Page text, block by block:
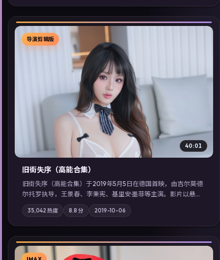
看」延展检索同类型高分佳作，畅享高清在线追剧体验。
▶
导演剪辑版
40:01
旧街失序（高能合集）
旧街失序（高能合集）于2019年5月5日在德国首映，由吉尔莫·德
尔·托罗执导，王景春、李秉宪、基里安·墨菲等主演。影片以悬疑
为叙事主轴，一次普通通勤演变成全城关注的生死营救；摄影与
配乐强化地域气质；站内亦可通过「国产免费观看高清电视剧在
线看」延展检索同类型高分佳作，畅享高清在线追剧体验。
35,042 热度 8.8 分 2019-10-06